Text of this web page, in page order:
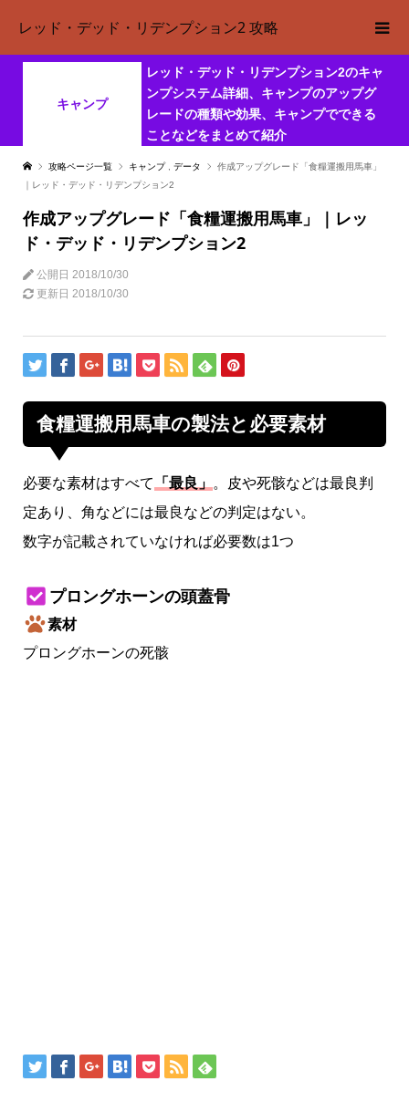
レッド・デッド・リデンプション2 攻略
キャンプ
レッド・デッド・リデンプション2のキャ
ンプシステム詳細、キャンプのアップグ
レードの種類や効果、キャンプでできる
ことなどをまとめて紹介
攻略ページ一覧 キャンプ データ
作成アップグレード「食糧運搬用馬車」
｜レッド・デッド・リデンプション2
作成アップグレード「食糧運搬用馬車」｜レッ
ド・デッド・リデンプション2
公開日 2018/10/30
更新日 2018/10/30
食糧運搬用馬車の製法と必要素材
必要な素材はすべて 「最良」 。皮や死骸などは最良判
定あり、角などには最良などの判定はない。
数字が記載されていなければ必要数は1つ
プロングホーンの頭蓋骨
素材
プロングホーンの死骸